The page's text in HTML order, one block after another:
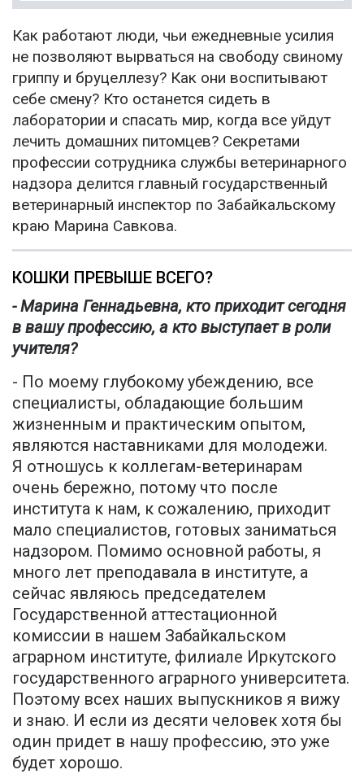
Как работают люди, чьи ежедневные усилия
не позволяют вырваться на свободу свиному
гриппу и бруцеллезу? Как они воспитывают
себе смену? Кто останется сидеть в
лаборатории и спасать мир, когда все уйдут
лечить домашних питомцев? Секретами
профессии сотрудника службы ветеринарного
надзора делится главный государственный
ветеринарный инспектор по Забайкальскому
краю Марина Савкова.
КОШКИ ПРЕВЫШЕ ВСЕГО?
- Марина Геннадьевна, кто приходит сегодня
в вашу профессию, а кто выступает в роли
учителя?
- По моему глубокому убеждению, все
специалисты, обладающие большим
жизненным и практическим опытом,
являются наставниками для молодежи.
Я отношусь к коллегам-ветеринарам
очень бережно, потому что после
института к нам, к сожалению, приходит
мало специалистов, готовых заниматься
надзором. Помимо основной работы, я
много лет преподавала в институте, а
сейчас являюсь председателем
Государственной аттестационной
комиссии в нашем Забайкальском
аграрном институте, филиале Иркутского
государственного аграрного университета.
Поэтому всех наших выпускников я вижу
и знаю. И если из десяти человек хотя бы
один придет в нашу профессию, это уже
будет хорошо.